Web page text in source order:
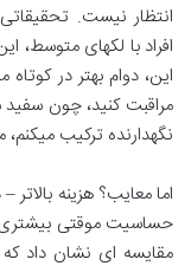
انتظار نیست.
مراقبت کنید، چون
نگهدارنده ترکیب
اما معایب؟ هزینه
حساسیت موقتی بیشتری